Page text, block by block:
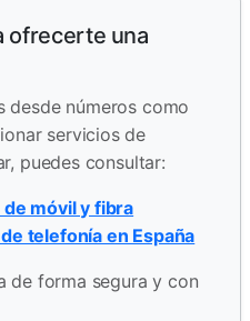
ofrecerte una
desde números como
servicios de
puedes consultar:
móvil y fibra
telefonía en España
de forma segura y con